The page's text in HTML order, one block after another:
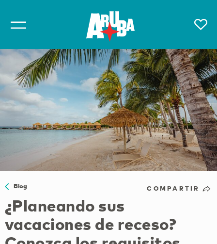
Blog COMPARTIR
¿Planeando sus
vacaciones de receso?